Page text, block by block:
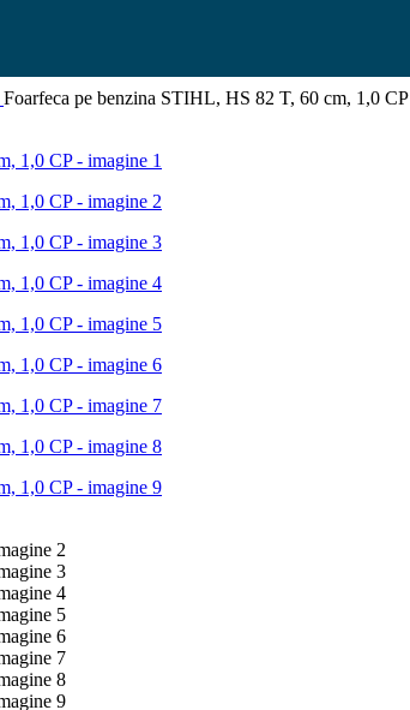
Foarfeca pe benzina STIHL, HS 82 T, 60 cm, 1,0 CP